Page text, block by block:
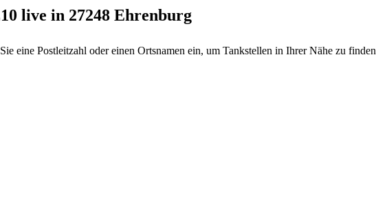
live in 27248 Ehrenburg
eine Postleitzahl oder einen Ortsnamen ein, um Tankstellen in Ihrer Nähe zu finden